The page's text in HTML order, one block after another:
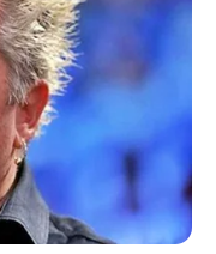
Freizeitziele